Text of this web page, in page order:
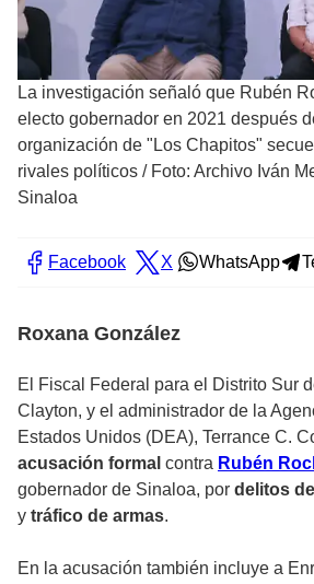
La investigación señaló que Rubén
electo gobernador en 2021 después
organización de "Los Chapitos"
rivales políticos / Foto: Archivo Iván
Sinaloa
Facebook X WhatsApp
Roxana González
El Fiscal Federal para el Distrito Sur
Clayton, y el administrador de la
Estados Unidos (DEA), Terrance C.
acusación formal contra Rubén
gobernador de Sinaloa, por delitos
y tráfico de armas.
En la acusación también incluye a